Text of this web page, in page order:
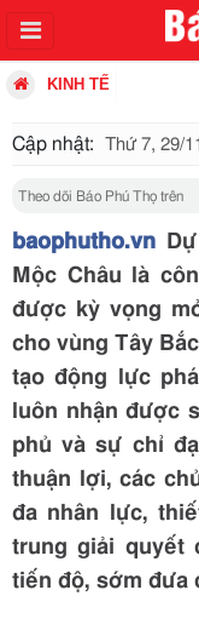
KINH TẾ
Cập nhật: Thứ 7, 29/
Theo dõi Báo Phú Thọ trên
baophutho.vn
Mộc Châu là
được kỳ vọng
cho vùng Tây
tạo động lực
luôn nhận được
phủ và sự chỉ
thuận lợi, các
đa nhân lực,
trung giải quyết
tiến độ, sớm đưa